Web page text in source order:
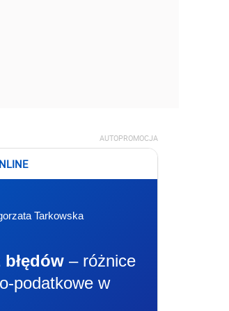
AUTOPROMOCJA
Tarkowska
– różnice
podatkowe w